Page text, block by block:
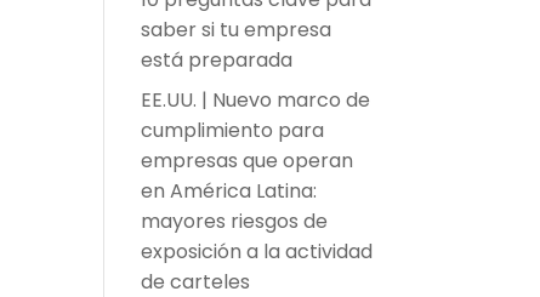
saber si tu empresa
está preparada
EE.UU. | Nuevo marco de
cumplimiento para
empresas que operan
en América Latina:
mayores riesgos de
exposición a la actividad
de carteles